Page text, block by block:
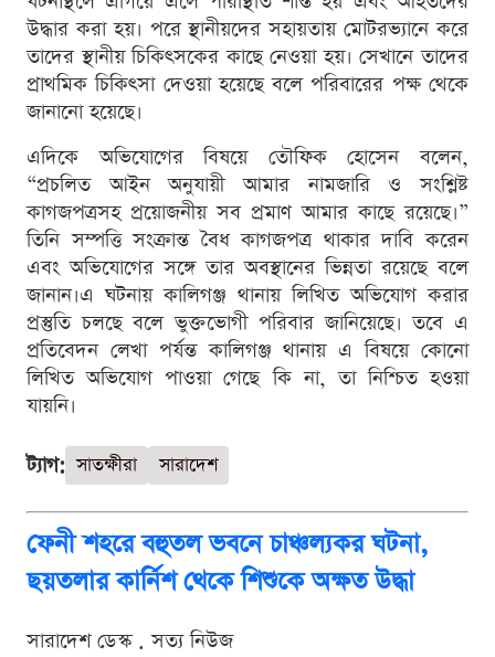
উদ্ধার করা হয়। পরে স্থানীয়দের সহায়তায় মোটরভ্যানে করে
তাদের স্থানীয় চিকিৎসকের কাছে নেওয়া হয়। সেখানে তাদের
প্রাথমিক চিকিৎসা দেওয়া হয়েছে বলে পরিবারের পক্ষ থেকে
জানানো হয়েছে।
এদিকে অভিযোগের বিষয়ে তৌফিক হোসেন বলেন,
“প্রচলিত আইন অনুযায়ী আমার নামজারি ও সংশ্লিষ্ট
কাগজপত্রসহ প্রয়োজনীয় সব প্রমাণ আমার কাছে রয়েছে।”
তিনি সম্পত্তি সংক্রান্ত বৈধ কাগজপত্র থাকার দাবি করেন
এবং অভিযোগের সঙ্গে তার অবস্থানের ভিন্নতা রয়েছে বলে
জানান।এ ঘটনায় কালিগঞ্জ থানায় লিখিত অভিযোগ করার
প্রস্তুতি চলছে বলে ভুক্তভোগী পরিবার জানিয়েছে। তবে এ
প্রতিবেদন লেখা পর্যন্ত কালিগঞ্জ থানায় এ বিষয়ে কোনো
লিখিত অভিযোগ পাওয়া গেছে কি না, তা নিশ্চিত হওয়া
যায়নি।
ট্যাগ: সাতক্ষীরা সারাদেশ
ফেনী শহরে বহুতল ভবনে চাঞ্চল্যকর ঘটনা,
ছয়তলার কার্নিশ থেকে শিশুকে অক্ষত উদ্ধা
সারাদেশ ডেস্ক . সত্য নিউজ